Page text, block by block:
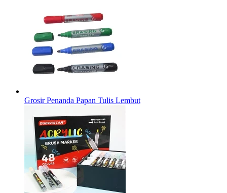
Grosir Penanda Papan Tulis Lembut